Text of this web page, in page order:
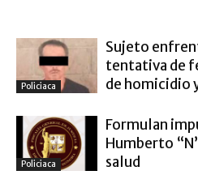
Policiaca
Sujeto
tentativa de
de homicidio
Policiaca
Formulan
Humberto
salud